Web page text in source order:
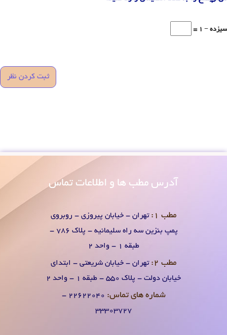
سیزده − 1 =
آدرس مطب ها و اطلاعات تماس
مطب 1:
تهران - خیابان پیروزی - روبروی
پمپ بنزین سه راه سلیمانیه - پلاک 786 -
طبقه 1 - واحد 2
مطب 2:
تهران - خیابان شریعتی - ابتدای
خیابان دولت - پلاک 550 - طبقه 1 - واحد 2
شماره های تماس:
۲۲۶۲۲۰۴0 -
۳۳۳۰۳۷۲۷